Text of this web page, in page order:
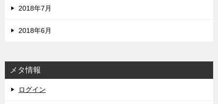
2018年7月
2018年6月
メタ情報
ログイン